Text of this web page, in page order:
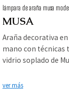
lámpara de araña musa
MUSA
Araña decorativa
mano con técnicas
vidrio soplado de
ver más